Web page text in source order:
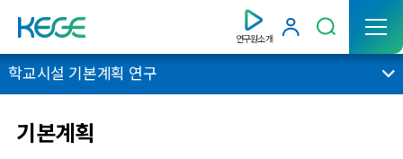
연구원소개
학교시설 기본계획 연구
기본계획